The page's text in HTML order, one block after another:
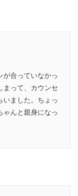
が合っていなかっ
まって、カウンセ
いました。ちょっ
ゃんと親身になっ